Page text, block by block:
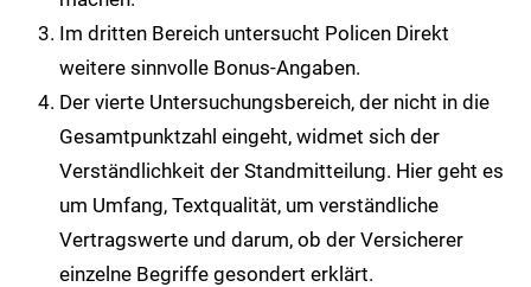
Im dritten Bereich untersucht Policen Direkt
weitere sinnvolle Bonus-Angaben.
Der vierte Untersuchungsbereich, der nicht in die
Gesamtpunktzahl eingeht, widmet sich der
Verständlichkeit der Standmitteilung. Hier geht es
um Umfang, Textqualität, um verständliche
Vertragswerte und darum, ob der Versicherer
einzelne Begriffe gesondert erklärt.